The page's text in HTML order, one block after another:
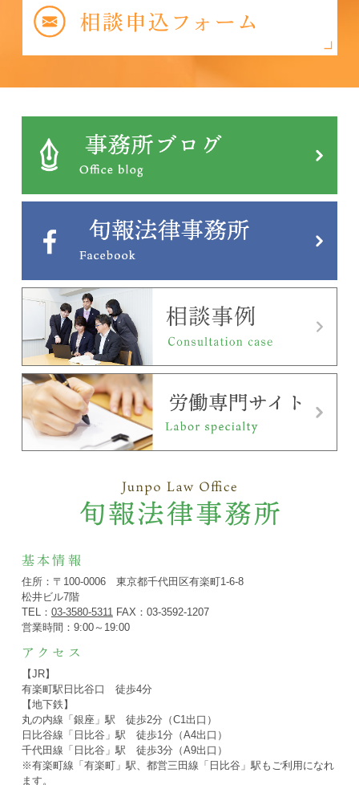
基本情報
住所：〒100-0006 東京都千代田区有楽町1-6-8
松井ビル7階
TEL： 03-3580-5311 FAX：03-3592-1207
営業時間：9:00～19:00
アクセス
【JR】
有楽町駅日比谷口 徒歩4分
【地下鉄】
丸の内線「銀座」駅 徒歩2分（C1出口）
日比谷線「日比谷」駅 徒歩1分（A4出口）
千代田線「日比谷」駅 徒歩3分（A9出口）
※有楽町線「有楽町」駅、都営三田線「日比谷」駅もご利用になれ
ます。